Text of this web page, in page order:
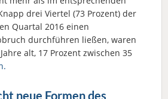
drei Viertel (73 Prozent) der
Quartal 2016 einen
durchführen ließen, waren
alt, 17 Prozent zwischen 35
neue Formen des